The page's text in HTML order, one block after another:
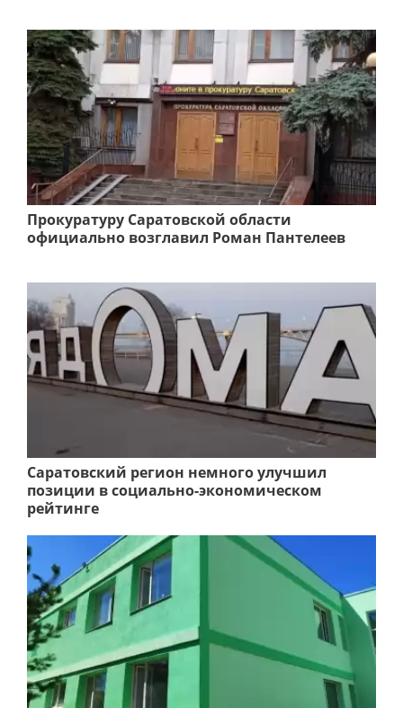
Прокуратуру Саратовской области
официально возглавил Роман Пантелеев
Саратовский регион немного улучшил
позиции в социально-экономическом
рейтинге